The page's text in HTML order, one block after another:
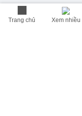
Trang chủ Xem nhiều